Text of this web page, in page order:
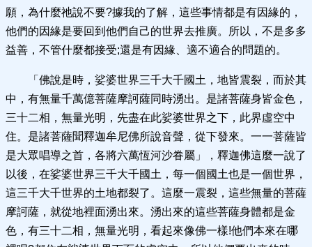
願，為什麼祂說不要?據我的了解，這些事情都是有因緣的，
他們的因緣是要回到他們自己的世界去推廣。所以，不是多多
益善，不管什麼都接受;還是有因緣、適不適合的問題的。
「佛說是時，娑婆世界三千大千國土，地皆震裂，而於其
中，有無量千萬億菩薩摩訶薩同時湧出。是諸菩薩身皆金色，
三十二相，無量光明，先盡在此娑婆世界之下，此界虛空中
住。是諸菩薩聞釋迦牟尼佛所說音聲，從下發來。一一菩薩皆
是大眾唱導之首，各將六萬恆河沙眷屬」，釋迦佛這麼一說了
以後，在娑婆世界三千大千國土，每一個國土也是一個世界，
這三千大千世界的土地都裂了。這麼一震裂，這些無量的菩薩
摩訶薩，就從地裡面湧出來。湧出來的這些菩薩身體都是金
色，有三十二相，無量光明，看起來像佛一樣!他們本來在哪